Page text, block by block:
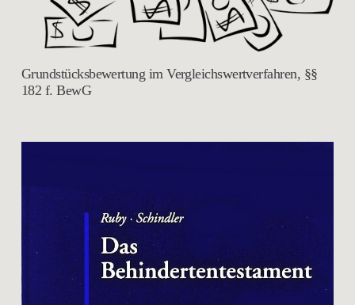
Grundstücksbewertung im Vergleichswertverfahren, §§
182 f. BewG